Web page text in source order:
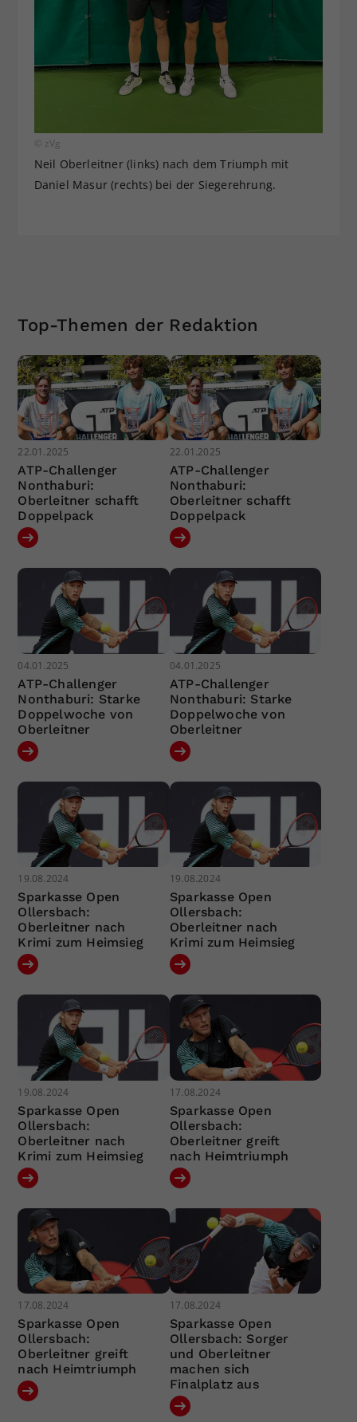
© zVg
Neil Oberleitner (links) nach dem Triumph mit
Daniel Masur (rechts) bei der Siegerehrung.
Top-Themen der Redaktion
22.01.2025
ATP-Challenger
Nonthaburi:
Oberleitner schafft
Doppelpack
22.01.2025
ATP-Challenger
Nonthaburi:
Oberleitner schafft
Doppelpack
04.01.2025
ATP-Challenger
Nonthaburi: Starke
Doppelwoche von
Oberleitner
04.01.2025
ATP-Challenger
Nonthaburi: Starke
Doppelwoche von
Oberleitner
19.08.2024
Sparkasse Open
Ollersbach:
Oberleitner nach
Krimi zum Heimsieg
19.08.2024
Sparkasse Open
Ollersbach:
Oberleitner nach
Krimi zum Heimsieg
19.08.2024
Sparkasse Open
Ollersbach:
Oberleitner nach
Krimi zum Heimsieg
17.08.2024
Sparkasse Open
Ollersbach:
Oberleitner greift
nach Heimtriumph
17.08.2024
Sparkasse Open
Ollersbach:
Oberleitner greift
nach Heimtriumph
17.08.2024
Sparkasse Open
Ollersbach: Sorger
und Oberleitner
machen sich
Finalplatz aus